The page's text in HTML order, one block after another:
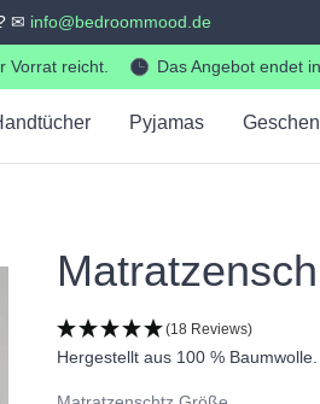
✉ info@bedroommood.de
Vorrat reicht. Das Angebot endet in
Pyjamas
(18 Reviews)
Hergestellt aus 100 % Baumwolle.